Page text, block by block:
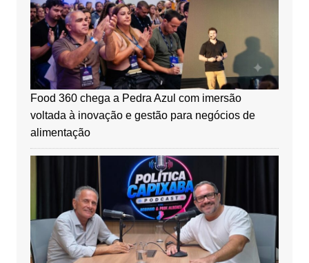
Food 360 chega a Pedra Azul com imersão
voltada à inovação e gestão para negócios de
alimentação